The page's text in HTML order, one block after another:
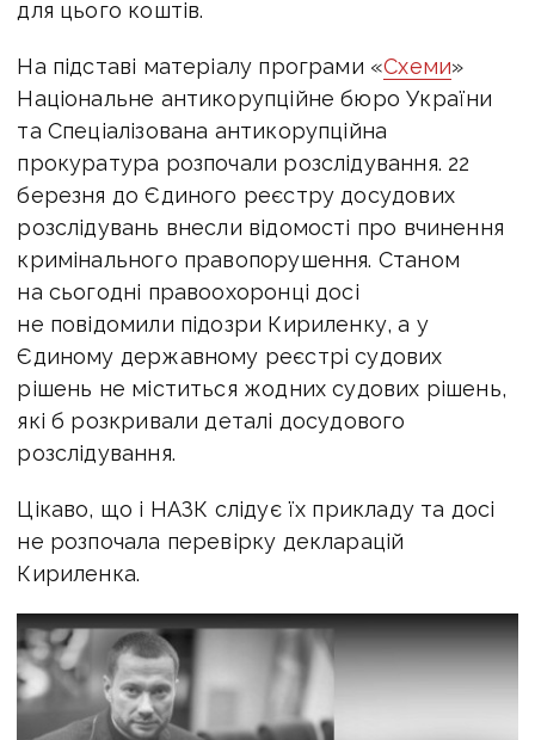
для цього коштів.
На підставі матеріалу програми «Схеми»
Національне антикорупційне бюро України
та Спеціалізована антикорупційна
прокуратура розпочали розслідування. 22
березня до Єдиного реєстру досудових
розслідувань внесли відомості про вчинення
кримінального правопорушення. Станом
на сьогодні правоохоронці досі
не повідомили підозри Кириленку, а у
Єдиному державному реєстрі судових
рішень не міститься жодних судових рішень,
які б розкривали деталі досудового
розслідування.
Цікаво, що і НАЗК слідує їх прикладу та досі
не розпочала перевірку декларацій
Кириленка.